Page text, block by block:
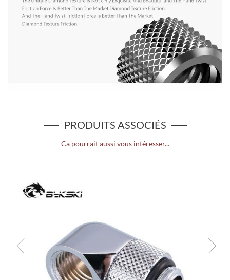
PRODUITS ASSOCIÉS
Ca pourrait aussi vous intéresser...